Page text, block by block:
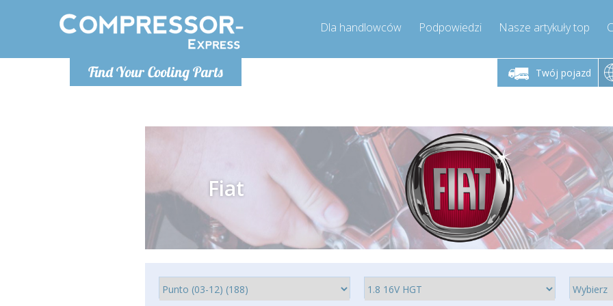
Find Your Cooling Parts
Dla handlowców Podpowiedzi Nasze artykuły top
Twój pojazd
Poniedziałek - piątek godz. Poniedziałek - piątek godz.
9:00-17:00
info@compressor-express.pl
Fiat